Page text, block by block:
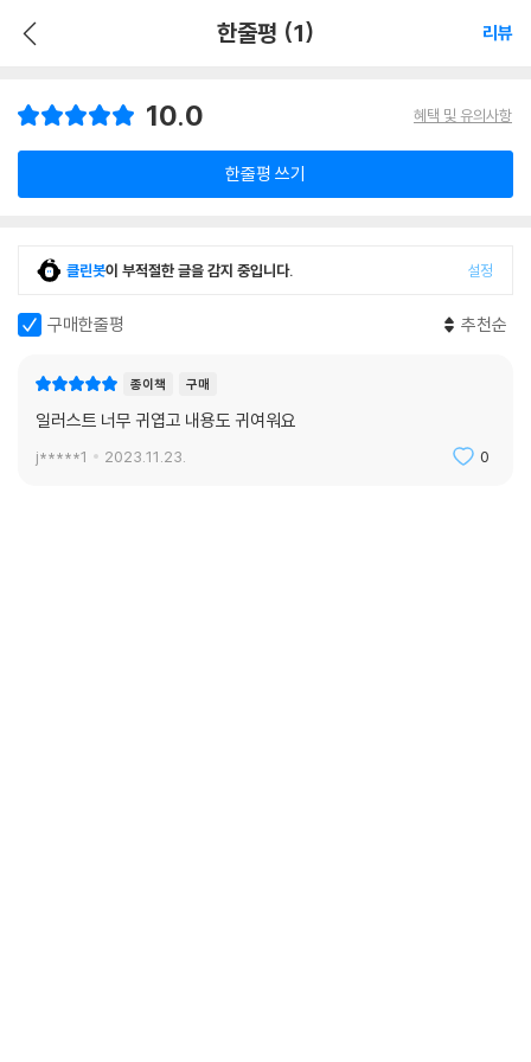
한줄평 (1) 리뷰
10.0 혜택 및 유의사항
한줄평 쓰기
클린봇이 부적절한 글을 감지 중입니다. 설정
구매한줄평 추천순
종이책 구매
일러스트 너무 귀엽고 내용도 귀여워요
j*****1 2023.11.23. 0